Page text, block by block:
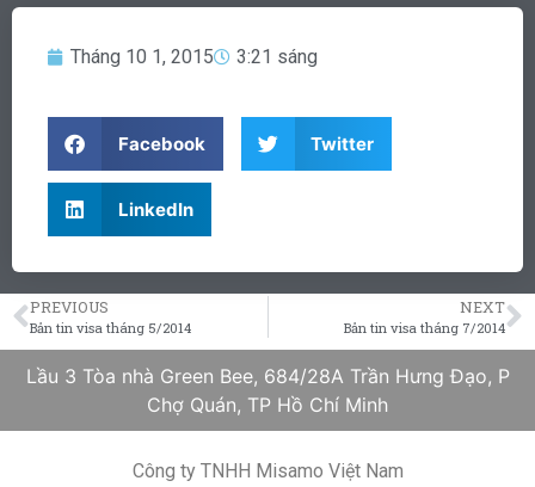
Tháng 10 1, 2015 3:21 sáng
Facebook Twitter
LinkedIn
PREVIOUS
Bản tin visa tháng 5/2014
NEXT
Bản tin visa tháng 7/2014
Lầu 3 Tòa nhà Green Bee, 684/28A Trần Hưng Đạo, P
Chợ Quán, TP Hồ Chí Minh
Công ty TNHH Misamo Việt Nam